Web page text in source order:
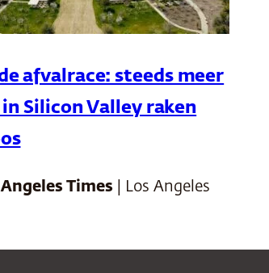
afvalrace: steeds meer
in Silicon Valley raken
Times | Los Angeles